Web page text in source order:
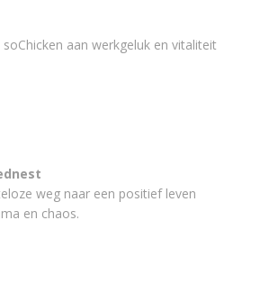
aan werkgeluk en vitaliteit
weg naar een positief leven
en chaos.